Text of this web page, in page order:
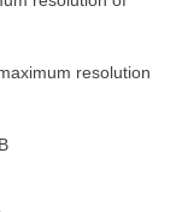
resolution